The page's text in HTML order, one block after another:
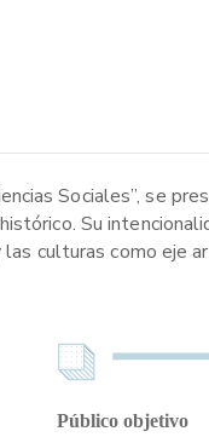
Sociales”, se
Su
culturas como eje
Público objetivo